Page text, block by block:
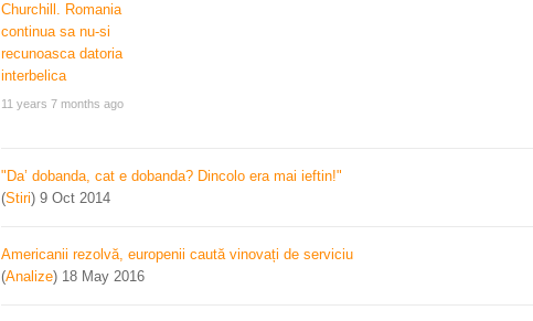
11 years 7 months ago
"Da’ dobanda, cat e dobanda? Dincolo era mai ieftin!"
(Stiri) 9 Oct 2014
Americanii rezolvă, europenii caută vinovați de serviciu
(Analize) 18 May 2016